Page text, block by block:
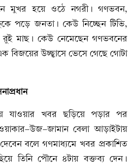
মুখর হয়ে ওঠে নগরী। গণভবন,
ঢুকে পড়ে জনতা। কেউ নিচ্ছেন টিভি,
মাছ। কেউ নেমেছেন গণভবনের
উচ্ছ্বাসে ভেসে গেছে গোটা
যাওয়ার খবর ছড়িয়ে পড়ার পর
উজ-জামান বেলা আড়াইটায়
বলে গণমাধ্যমে খবর প্রকাশিত
তিনি পৌনে ৪টায় বক্তব্য দেন।